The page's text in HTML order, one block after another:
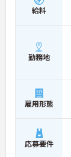
給料
勤務地
雇用形態
応募要件